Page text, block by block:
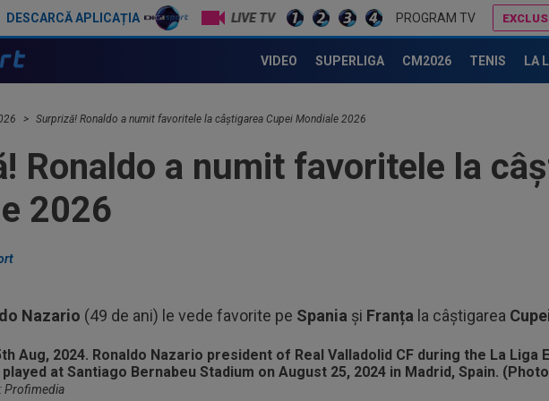
DESCARCĂ APLICAȚIA LIVE TV PROGRAM TV
VIDEO SUPERLIGA CM2026 TENIS LA
Surpriză! Ronaldo a numit favoritele la câștigarea Cupei Mondiale 2026
Ronaldo a numit favoritele la
2026
Nazario (49 de ani) le vede favorite pe Spania și Franța la câștigarea
Profimedia